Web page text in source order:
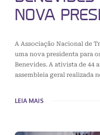
NOVA
A Associação Nacional de
uma nova presidenta para
Benevides. A ativista de 44
assembleia geral realizada
LEIA MAIS